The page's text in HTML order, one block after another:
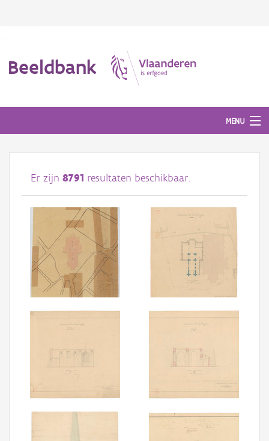
Beeldbank
MENU
Afbeeldingen
#BeeldIndeKijker
Over ons
Aanmelden
Er zijn 8791 resultaten beschikbaar.